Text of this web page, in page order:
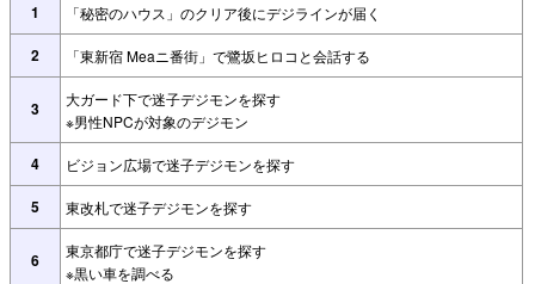
1 「秘密のハウス」のクリア後にデジラインが届く
2 「東新宿 Meaニ番街」で鷺坂ヒロコと会話する
3
大ガード下で迷子デジモンを探す
※男性NPCが対象のデジモン
4 ビジョン広場で迷子デジモンを探す
5 東改札で迷子デジモンを探す
6
東京都庁で迷子デジモンを探す
※黒い車を調べる